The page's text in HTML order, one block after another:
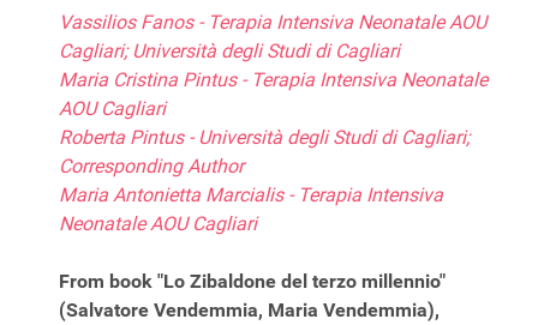
Vassilios Fanos - Terapia Intensiva Neonatale AOU
Cagliari; Università degli Studi di Cagliari
Maria Cristina Pintus - Terapia Intensiva Neonatale
AOU Cagliari
Roberta Pintus - Università degli Studi di Cagliari;
Corresponding Author
Maria Antonietta Marcialis - Terapia Intensiva
Neonatale AOU Cagliari
From book "Lo Zibaldone del terzo millennio"
(Salvatore Vendemmia, Maria Vendemmia),